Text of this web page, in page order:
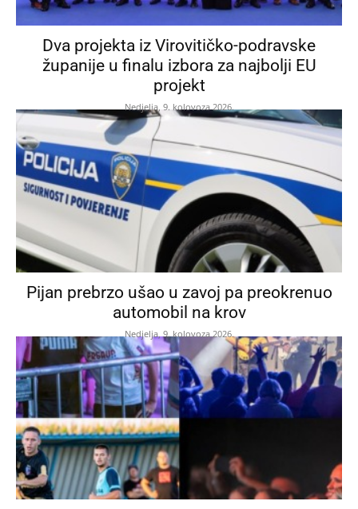
Dva projekta iz Virovitičko-podravske
županije u finalu izbora za najbolji EU
projekt
Nedjelja, 9. kolovoza 2026.
Pijan prebrzo ušao u zavoj pa preokrenuo
automobil na krov
Nedjelja, 9. kolovoza 2026.